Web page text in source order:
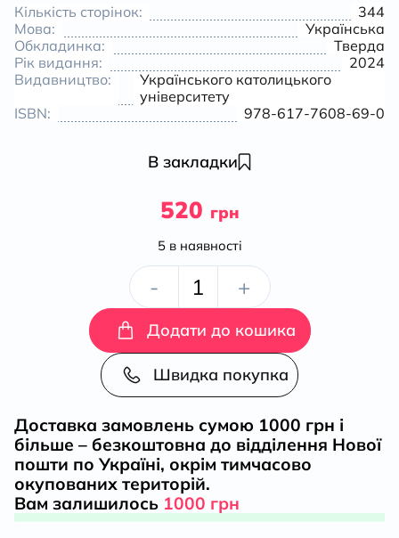
Кількість сторінок:
344
Мова:
Українська
Обкладинка:
Тверда
Рік видання:
2024
Видавництво:
Українського католицького
університету
ISBN:
978-617-7608-69-0
В закладки
520 грн
5 в наявності
-
Нариси
з
історії
Європейської
цивілізація.
Книга
+
Додати до кошика
Швидка покупка
Доставка замовлень сумою 1000 грн і
більше – безкоштовна до відділення Нової
пошти по Україні, окрім тимчасово
окупованих територій.
Вам залишилось 1000 грн